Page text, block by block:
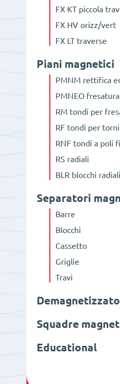
FX KT piccola
FX HV orizz/vert
FX LT traverse
Piani magnetici
PMNM rettifica
PMNEO fresatura
RM tondi per
RF tondi per
RNF tondi a poli
RS radiali
BLR blocchi radiali
Separatori
Barre
Blocchi
Cassetto
Griglie
Travi
Squadre
Educational